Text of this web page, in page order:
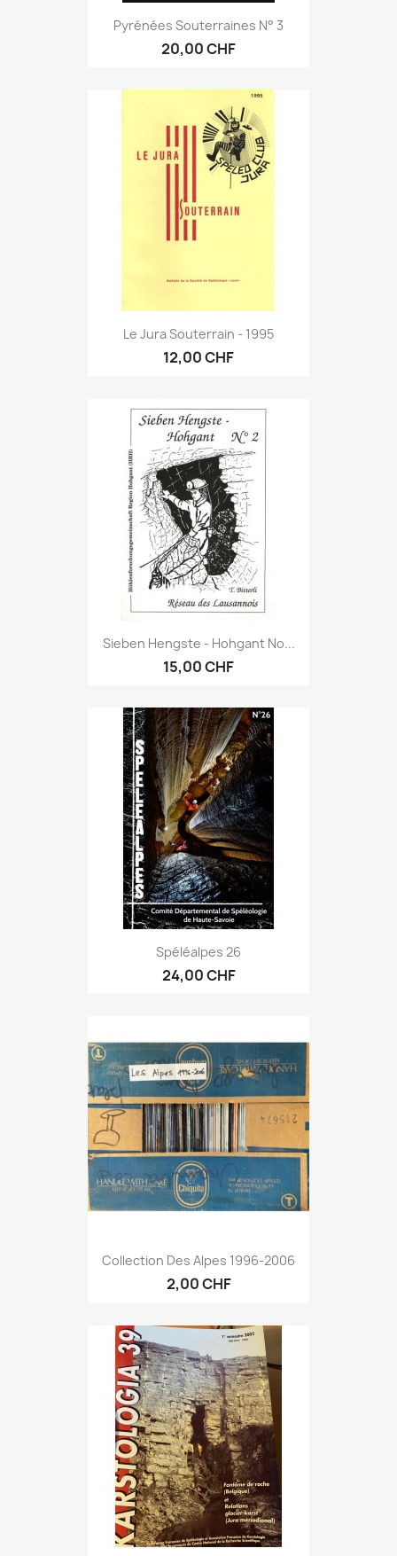
Pyrénées Souterraines N° 3
20,00 CHF
Le Jura Souterrain - 1995
12,00 CHF
Sieben Hengste - Hohgant No...
15,00 CHF
Spéléalpes 26
24,00 CHF
Collection Des Alpes 1996-2006
2,00 CHF